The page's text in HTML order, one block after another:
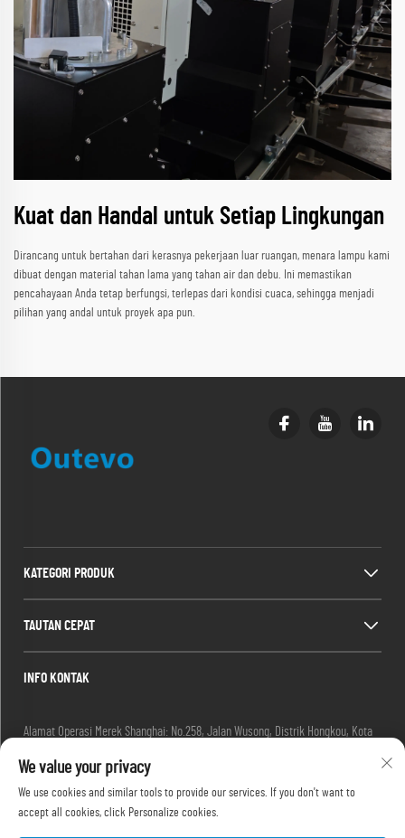
Kuat dan Handal untuk Setiap Lingkungan
Dirancang untuk bertahan dari kerasnya pekerjaan luar ruangan, menara lampu kami
dibuat dengan material tahan lama yang tahan air dan debu. Ini memastikan
pencahayaan Anda tetap berfungsi, terlepas dari kondisi cuaca, sehingga menjadi
pilihan yang andal untuk proyek apa pun.
KATEGORI PRODUK
TAUTAN CEPAT
INFO KONTAK
Alamat Operasi Merek Shanghai: No.258, Jalan Wusong, Distrik Hongkou, Kota
Email:[email protected]
Tel:+86-13280087620
Tel:+86-13280035385
We value your privacy
We use cookies and similar tools to provide our services. If you don't want to
accept all cookies, click Personalize cookies.